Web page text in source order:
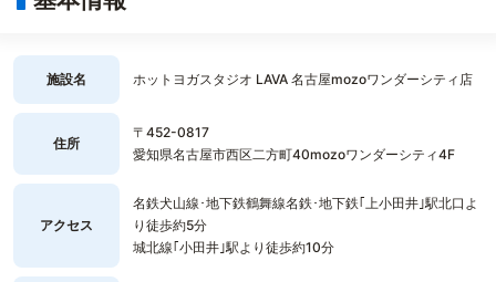
施設名 ホットヨガスタジオ LAVA 名古屋mozoワンダーシティ店
住所
〒452-0817
愛知県名古屋市西区二方町40mozoワンダーシティ4F
アクセス
名鉄犬山線･地下鉄鶴舞線名鉄･地下鉄｢上小田井｣駅北口よ
り徒歩約5分
城北線｢小田井｣駅より徒歩約10分